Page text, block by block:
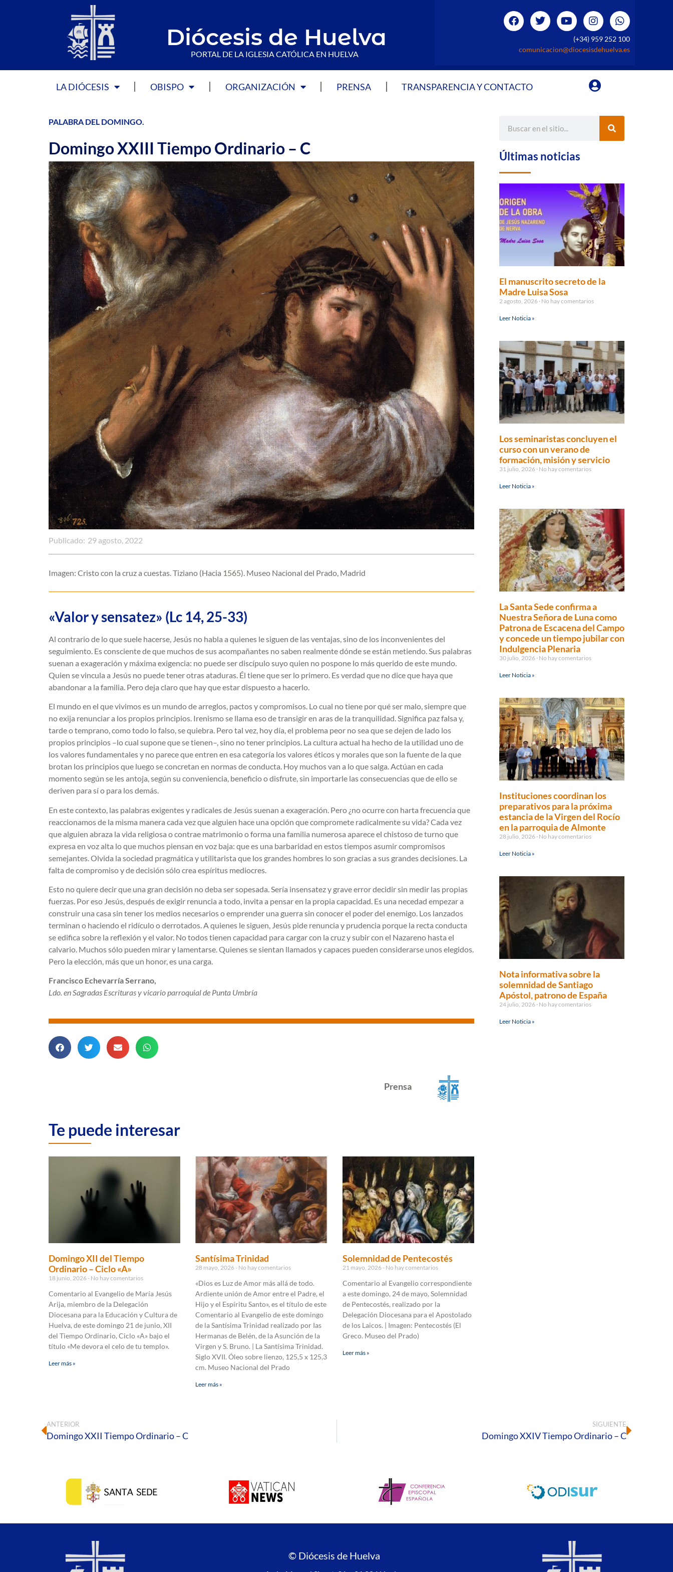
Diócesis de Huelva
PORTAL DE LA IGLESIA CATÓLICA EN HUELVA
(+34) 959 252 100
comunicacion@diocesisdehuelva.es
LA DIÓCESIS OBISPO ORGANIZACIÓN PRENSA TRANSPARENCIA Y CONTACTO
PALABRA DEL DOMINGO.
Domingo XXIII Tiempo Ordinario – C
Publicado: 29 agosto, 2022
Imagen: Cristo con la cruz a cuestas. Tiziano (Hacia 1565). Museo Nacional del Prado, Madrid
«Valor y sensatez» (Lc 14, 25-33)
Al contrario de lo que suele hacerse, Jesús no habla a quienes le siguen de las ventajas, sino de los inconvenientes del
seguimiento. Es consciente de que muchos de sus acompañantes no saben realmente dónde se están metiendo. Sus palabras
suenan a exageración y máxima exigencia: no puede ser discípulo suyo quien no pospone lo más querido de este mundo.
Quien se vincula a Jesús no puede tener otras ataduras. Él tiene que ser lo primero. Es verdad que no dice que haya que
abandonar a la familia. Pero deja claro que hay que estar dispuesto a hacerlo.
El mundo en el que vivimos es un mundo de arreglos, pactos y compromisos. Lo cual no tiene por qué ser malo, siempre que
no exija renunciar a los propios principios. Irenismo se llama eso de transigir en aras de la tranquilidad. Significa paz falsa y,
tarde o temprano, como todo lo falso, se quiebra. Pero tal vez, hoy día, el problema peor no sea que se dejen de lado los
propios principios –lo cual supone que se tienen–, sino no tener principios. La cultura actual ha hecho de la utilidad uno de
los valores fundamentales y no parece que entren en esa categoría los valores éticos y morales que son la fuente de la que
brotan los principios que luego se concretan en normas de conducta. Hoy muchos van a lo que salga. Actúan en cada
momento según se les antoja, según su conveniencia, beneficio o disfrute, sin importarle las consecuencias que de ello se
deriven para sí o para los demás.
En este contexto, las palabras exigentes y radicales de Jesús suenan a exageración. Pero ¿no ocurre con harta frecuencia que
reaccionamos de la misma manera cada vez que alguien hace una opción que compromete radicalmente su vida? Cada vez
que alguien abraza la vida religiosa o contrae matrimonio o forma una familia numerosa aparece el chistoso de turno que
expresa en voz alta lo que muchos piensan en voz baja: que es una barbaridad en estos tiempos asumir compromisos
semejantes. Olvida la sociedad pragmática y utilitarista que los grandes hombres lo son gracias a sus grandes decisiones. La
falta de compromiso y de decisión sólo crea espíritus mediocres.
Esto no quiere decir que una gran decisión no deba ser sopesada. Sería insensatez y grave error decidir sin medir las propias
fuerzas. Por eso Jesús, después de exigir renuncia a todo, invita a pensar en la propia capacidad. Es una necedad empezar a
construir una casa sin tener los medios necesarios o emprender una guerra sin conocer el poder del enemigo. Los lanzados
terminan o haciendo el ridículo o derrotados. A quienes le siguen, Jesús pide renuncia y prudencia porque la recta conducta
se edifica sobre la reflexión y el valor. No todos tienen capacidad para cargar con la cruz y subir con el Nazareno hasta el
calvario. Muchos sólo pueden mirar y lamentarse. Quienes se sientan llamados y capaces pueden considerarse unos elegidos.
Pero la elección, más que un honor, es una carga.
Francisco Echevarría Serrano,
Ldo. en Sagradas Escrituras y vicario parroquial de Punta Umbría
Prensa
Te puede interesar
Domingo XII del Tiempo
Ordinario – Ciclo «A»
18 junio, 2026 No hay comentarios
Comentario al Evangelio de María Jesús
Arija, miembro de la Delegación
Diocesana para la Educación y Cultura de
Huelva, de este domingo 21 de junio, XII
del Tiempo Ordinario, Ciclo «A» bajo el
título «Me devora el celo de tu templo».
Leer más »
Santísima Trinidad
28 mayo, 2026 No hay comentarios
«Dios es Luz de Amor más allá de todo.
Ardiente unión de Amor entre el Padre, el
Hijo y el Espíritu Santo», es el título de este
Comentario al Evangelio de este domingo
de la Santísima Trinidad realizado por Ias
Hermanas de Belén, de la Asunción de la
Virgen y S. Bruno. | La Santísima Trinidad.
Siglo XVII. Óleo sobre lienzo, 125,5 x 125,3
cm. Museo Nacional del Prado
Leer más »
Solemnidad de Pentecostés
21 mayo, 2026 No hay comentarios
Comentario al Evangelio correspondiente
a este domingo, 24 de mayo, Solemnidad
de Pentecostés, realizado por la
Delegación Diocesana para el Apostolado
de los Laicos. | Imagen: Pentecostés (El
Greco. Museo del Prado)
Leer más »
Últimas noticias
El manuscrito secreto de la
Madre Luisa Sosa
2 agosto, 2026 No hay comentarios
Leer Noticia »
Los seminaristas concluyen el
curso con un verano de
formación, misión y servicio
31 julio, 2026 No hay comentarios
Leer Noticia »
La Santa Sede confirma a
Nuestra Señora de Luna como
Patrona de Escacena del Campo
y concede un tiempo jubilar con
Indulgencia Plenaria
30 julio, 2026 No hay comentarios
Leer Noticia »
Instituciones coordinan los
preparativos para la próxima
estancia de la Virgen del Rocío
en la parroquia de Almonte
28 julio, 2026 No hay comentarios
Leer Noticia »
Nota informativa sobre la
solemnidad de Santiago
Apóstol, patrono de España
24 julio, 2026 No hay comentarios
Leer Noticia »
ANTERIOR
Domingo XXII Tiempo Ordinario – C
SIGUIENTE
Domingo XXIV Tiempo Ordinario – C
© Diócesis de Huelva